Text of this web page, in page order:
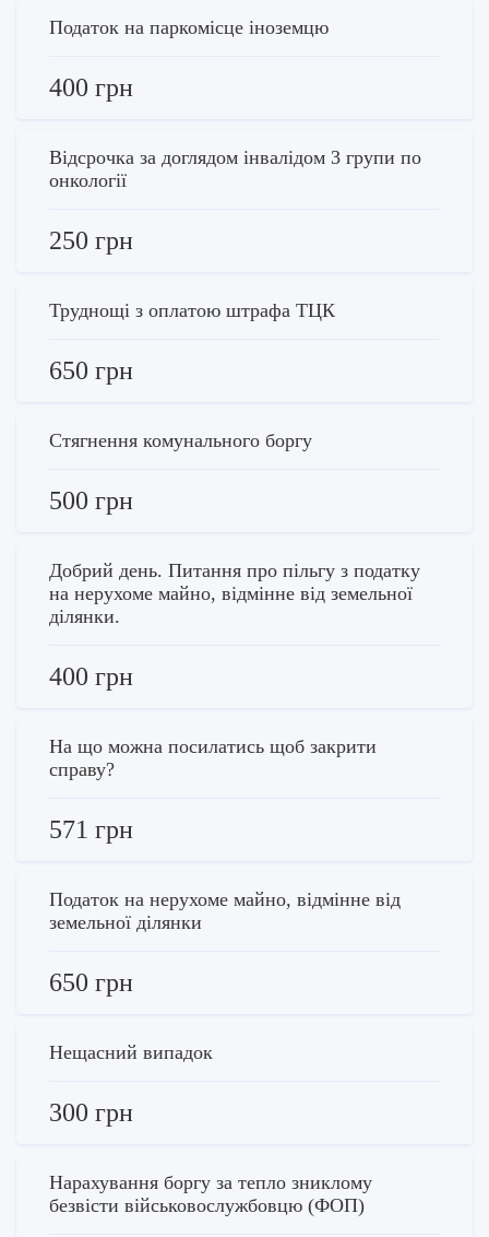
Податок на паркомісце іноземцю
400 грн
Відсрочка за доглядом інвалідом 3 групи по
онкології
250 грн
Труднощі з оплатою штрафа ТЦК
650 грн
Стягнення комунального боргу
500 грн
Добрий день. Питання про пільгу з податку
на нерухоме майно, відмінне від земельної
ділянки.
400 грн
На що можна посилатись щоб закрити
справу?
571 грн
Податок на нерухоме майно, відмінне від
земельної ділянки
650 грн
Нещасний випадок
300 грн
Нарахування боргу за тепло зниклому
безвісти військовослужбовцю (ФОП)